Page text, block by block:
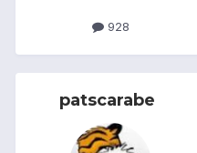
928
patscarabe